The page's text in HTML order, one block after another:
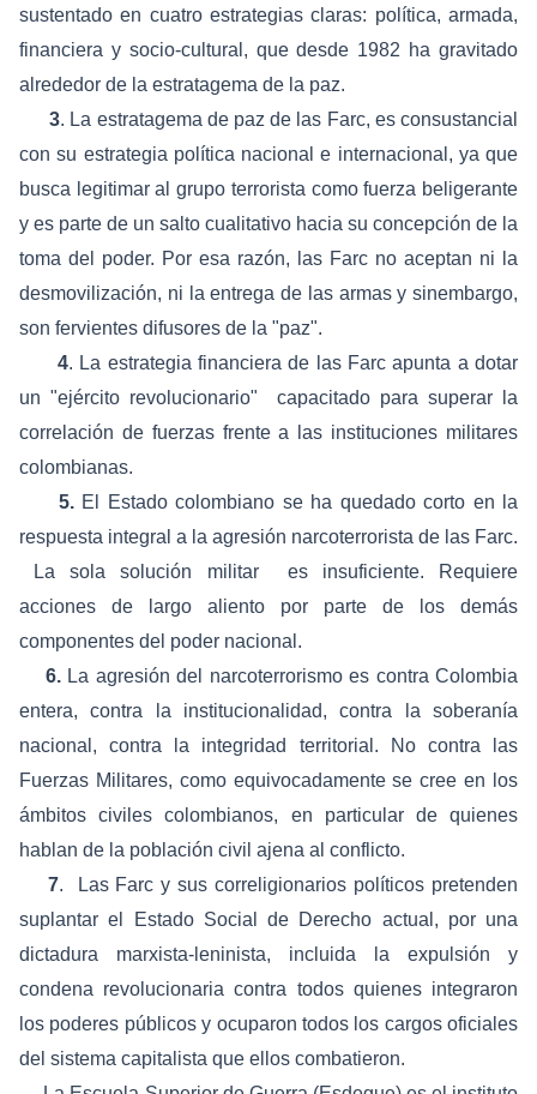
sustentado en cuatro estrategias claras: política, armada,
financiera y socio-cultural, que desde 1982 ha gravitado
alrededor de la estratagema de la paz.
3. La estratagema de paz de las Farc, es consustancial
con su estrategia política nacional e internacional, ya que
busca legitimar al grupo terrorista como fuerza beligerante
y es parte de un salto cualitativo hacia su concepción de la
toma del poder. Por esa razón, las Farc no aceptan ni la
desmovilización, ni la entrega de las armas y sinembargo,
son fervientes difusores de la "paz".
4. La estrategia financiera de las Farc apunta a dotar
un "ejército revolucionario" capacitado para superar la
correlación de fuerzas frente a las instituciones militares
colombianas.
5.El Estado colombiano se ha quedado corto en la
respuesta integral a la agresión narcoterrorista de las Farc.
La sola solución militar es insuficiente. Requiere
acciones de largo aliento por parte de los demás
componentes del poder nacional.
6.La agresión del narcoterrorismo es contra Colombia
entera, contra la institucionalidad, contra la soberanía
nacional, contra la integridad territorial. No contra las
Fuerzas Militares, como equivocadamente se cree en los
ámbitos civiles colombianos, en particular de quienes
hablan de la población civil ajena al conflicto.
7. Las Farc y sus correligionarios políticos pretenden
suplantar el Estado Social de Derecho actual, por una
dictadura marxista-leninista, incluida la expulsión y
condena revolucionaria contra todos quienes integraron
los poderes públicos y ocuparon todos los cargos oficiales
del sistema capitalista que ellos combatieron.